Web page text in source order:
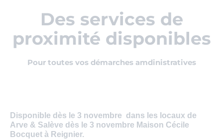
Des services de
proximité disponibles
Pour toutes vos démarches amdinistratives
Disponible dès le 3 novembre dans les locaux de
Arve & Salève dès le 3 novembre Maison Cécile
Bocquet à Reignier.